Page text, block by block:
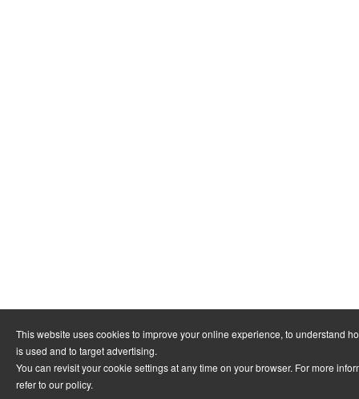
This website uses cookies to improve your online experience, to understand
is used and to target advertising.
You can revisit your cookie settings at any time on your browser. For more
refer to our policy.